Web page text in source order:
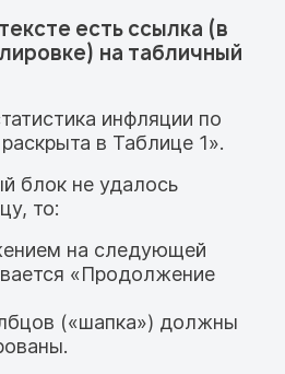
есть ссылка (в
на табличный
инфляции по
в Таблице 1».
блок не удалось
то:
на следующей
«Продолжение
(«шапка») должны